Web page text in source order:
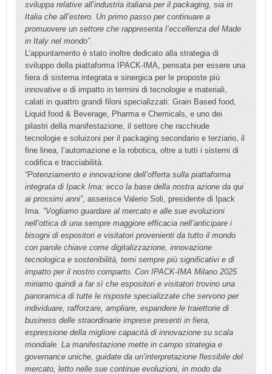
sviluppa relative all’industria italiana per il packaging, sia in
Italia che all’estero. Un primo passo per continuare a
promuovere un settore che rappresenta l’eccellenza del Made
in Italy nel mondo”.
L’appuntamento è stato inoltre dedicato alla strategia di
sviluppo della piattaforma IPACK-IMA, pensata per essere una
fiera di sistema integrata e sinergica per le proposte più
innovative e di impatto in termini di tecnologie e materiali,
calati in quattro grandi filoni specializzati: Grain Based food,
Liquid food & Beverage, Pharma e Chemicals, e uno dei
pilastri della manifestazione, il settore che racchiude
tecnologie e soluizoni per il packaging secondario e terziario, il
fine linea, l’automazione e la robotica, oltre a tutti i sistemi di
codifica e tracciabilità.
“Potenziamento e innovazione dell’offerta sulla piattaforma
integrata di Ipack Ima: ecco la base della nostra azione da qui
ai prossimi anni”, asserisce Valerio Soli, presidente di Ipack
Ima. “Vogliamo guardare al mercato e alle sue evoluzioni
nell’ottica di una sempre maggiore efficacia nell’anticipare i
bisogni di espositori e visitatori provenienti da tutto il mondo
con parole chiave come digitalizzazione, innovazione
tecnologica e sostenibilità, temi sempre più significativi e di
impatto per il nostro comparto. Con IPACK-IMA Milano 2025
miriamo quindi a far sì che espositori e visitatori trovino una
panoramica di tutte le risposte specializzate che servono per
individuare, rafforzare, ampliare, espandere le traiettorie di
business delle straordinarie imprese presenti in fiera,
espressione della migliore capacità di innovazione su scala
mondiale. La manifestazione mette in campo strategia e
governance uniche, guidate da un’interpretazione flessibile del
mercato, letto nelle sue continue evoluzioni, in modo da